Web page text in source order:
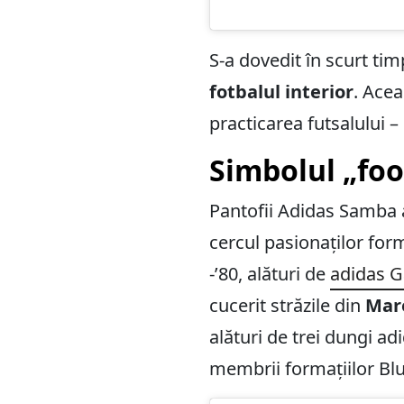
S-a dovedit în scurt
fotbalul interior.
practicarea futsalului
Simbolul
Pantofii Adidas
cercul pasionaților
-’80, alături de adidas
cucerit străzile din
alături de trei dungi
membrii formațiilor